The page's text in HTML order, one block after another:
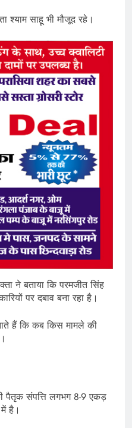
साहू भी मौजूद रहे।
ने बताया कि परमजीत सिंह
पर दबाव बना रहा है।
हैं कि कब किस मामले की
पैतृक संपत्ति लगभग 8-9 एकड़
है।